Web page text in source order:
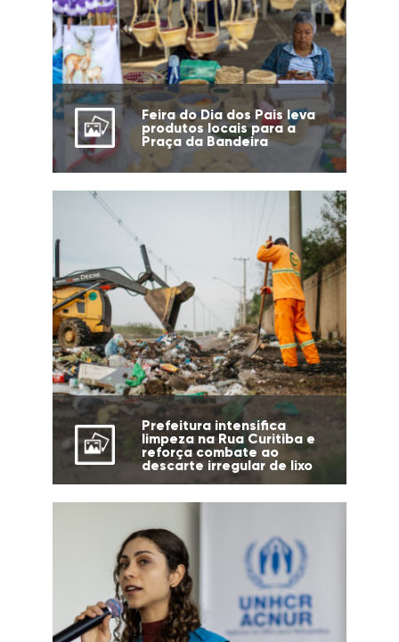
Feira do Dia dos Pais leva
produtos locais para a
Praça da Bandeira
Prefeitura intensifica
limpeza na Rua Curitiba e
reforça combate ao
descarte irregular de lixo